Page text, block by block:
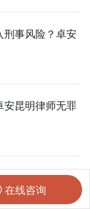
在线咨询
事风险？卓安
安昆明律师无罪
营如何争取取保